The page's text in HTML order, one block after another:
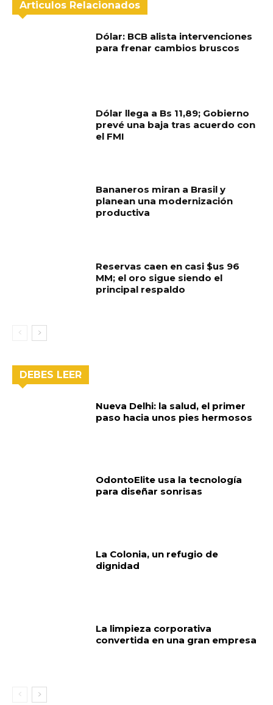
Articulos Relacionados
Dólar: BCB alista intervenciones
para frenar cambios bruscos
Dólar llega a Bs 11,89; Gobierno
prevé una baja tras acuerdo con
el FMI
Bananeros miran a Brasil y
planean una modernización
productiva
Reservas caen en casi $us 96
MM; el oro sigue siendo el
principal respaldo
DEBES LEER
Nueva Delhi: la salud, el primer
paso hacia unos pies hermosos
OdontoElite usa la tecnología
para diseñar sonrisas
La Colonia, un refugio de
dignidad
La limpieza corporativa
convertida en una gran empresa